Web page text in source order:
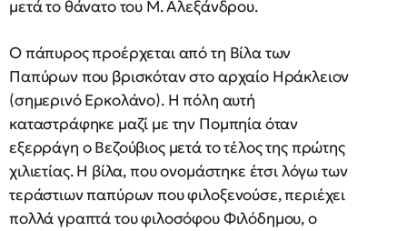
μετά το θάνατο του Μ. Αλεξάνδρου.
Ο πάπυρος προέρχεται από τη Βίλα των
Παπύρων που βρισκόταν στο αρχαίο Ηράκλειον
(σημερινό Ερκολάνο). Η πόλη αυτή
καταστράφηκε μαζί με την Πομπηία όταν
εξερράγη ο Βεζούβιος μετά το τέλος της πρώτης
χιλιετίας. Η βίλα, που ονομάστηκε έτσι λόγω των
τεράστιων παπύρων που φιλοξενούσε, περιέχει
πολλά γραπτά του φιλοσόφου Φιλόδημου, ο